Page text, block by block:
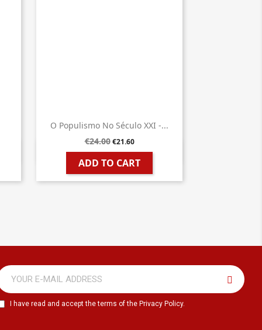
O Populismo No Século XXI -...
€24.00 €21.60
ADD TO CART
 Quick view
I have read and accept the terms of the Privacy Policy.